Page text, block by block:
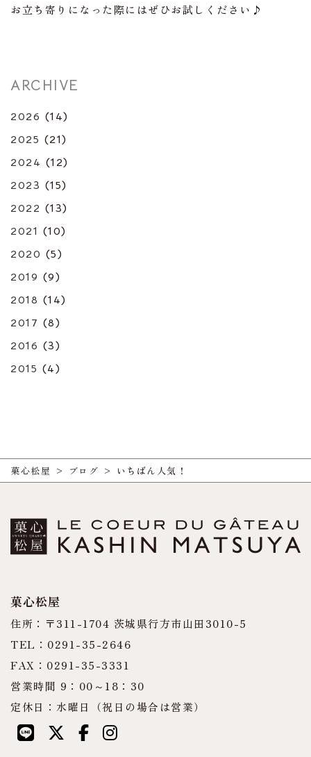
お立ち寄りになった際にはぜひお試しください♪
ARCHIVE
2026 (14)
2025 (21)
2024 (12)
2023 (15)
2022 (13)
2021 (10)
2020 (5)
2019 (9)
2018 (14)
2017 (8)
2016 (3)
2015 (4)
菓心松屋 > ブログ > いちばん人気！
菓心松屋
住所：〒311-1704 茨城県行方市山田3010-5
TEL：0291-35-2646
FAX：0291-35-3331
営業時間 9：00～18：30
定休日：水曜日（祝日の場合は営業）